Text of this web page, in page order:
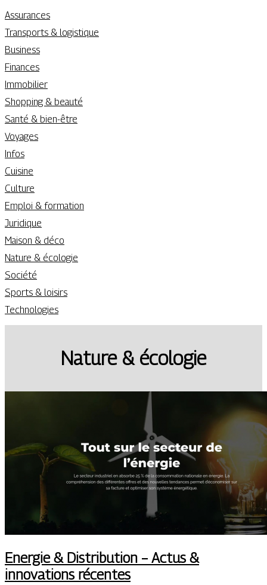
Assurances
Transports & logistique
Business
Finances
Immobilier
Shopping & beauté
Santé & bien-être
Voyages
Infos
Cuisine
Culture
Emploi & formation
Juridique
Maison & déco
Nature & écologie
Société
Sports & loisirs
Technologies
Nature & écologie
Energie & Distribution – Actus &
innovations récentes